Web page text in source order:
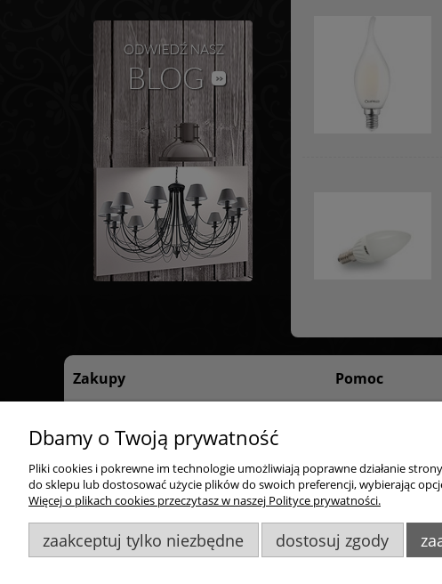
Zakupy
Formy płatności
Reklamacje i zwroty
Odstąp od umowy tutaj
Pomoc
Goldsun S.C. , ul. Kukuczki 20/24, 42-224 Częstochowa,609484395 ,
Wszelkie Prawa Zastrzeżone. ©Goldsun2011-2023
Dbamy o Twoją prywatność
Pliki cookies i pokrewne im technologie umożliwiają poprawne działanie
do sklepu lub dostosować użycie plików do swoich preferencji, wybierając
Więcej o plikach cookies przeczytasz w naszej Polityce prywatności.
zaakceptuj tylko niezbędne dostosuj zgody